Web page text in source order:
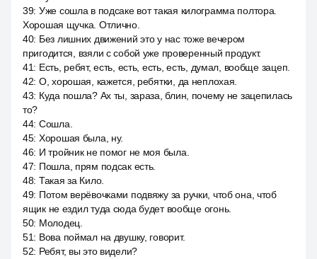
39: Уже сошла в подсаке вот такая килограмма полтора.
Хорошая щучка. Отлично.
40: Без лишних движений это у нас тоже вечером
пригодится, взяли с собой уже проверенный продукт.
41: Есть, ребят, есть, есть, есть, есть, думал, вообще зацеп.
42: О, хорошая, кажется, ребятки, да неплохая.
43: Куда пошла? Ах ты, зараза, блин, почему не зацепилась
то?
44: Сошла.
45: Хорошая была, ну.
46: И тройник не помог не моя была.
47: Пошла, прям подсак есть.
48: Такая за Кило.
49: Потом верёвочками подвяжу за ручки, чтоб она, чтоб
ящик не ездил туда сюда будет вообще огонь.
50: Молодец.
51: Вова поймал на двушку, говорит.
52: Ребят, вы это видели?